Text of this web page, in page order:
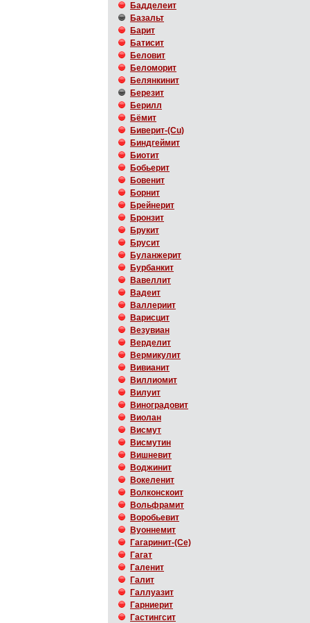
Бадделеит
Базальт
Барит
Батисит
Беловит
Беломорит
Белянкинит
Березит
Берилл
Бёмит
Биверит-(Cu)
Биндгеймит
Биотит
Бобьерит
Бовенит
Борнит
Брейнерит
Бронзит
Брукит
Брусит
Буланжерит
Бурбанкит
Вавеллит
Вадеит
Валлериит
Варисцит
Везувиан
Верделит
Вермикулит
Вивианит
Виллиомит
Вилуит
Виноградовит
Виолан
Висмут
Висмутин
Вишневит
Воджинит
Вокеленит
Волконскоит
Вольфрамит
Воробьевит
Вуоннемит
Гагаринит-(Ce)
Гагат
Галенит
Галит
Галлуазит
Гарниерит
Гастингсит